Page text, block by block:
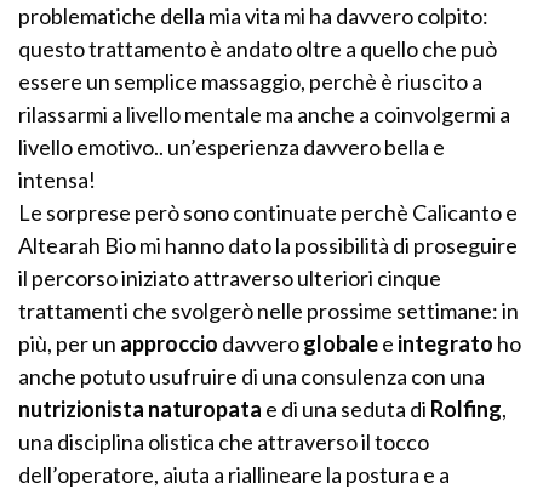
problematiche della mia vita mi ha davvero colpito:
questo trattamento è andato oltre a quello che può
essere un semplice massaggio, perchè è riuscito a
rilassarmi a livello mentale ma anche a coinvolgermi a
livello emotivo.. un’esperienza davvero bella e
intensa!
Le sorprese però sono continuate perchè Calicanto e
Altearah Bio mi hanno dato la possibilità di proseguire
il percorso iniziato attraverso ulteriori cinque
trattamenti che svolgerò nelle prossime settimane: in
più, per un approccio davveroglobalee integrato ho
anche potuto usufruire di una consulenza con una
nutrizionista naturopata e di una seduta di Rolfing,
una disciplina olistica che attraverso il tocco
dell’operatore, aiuta a riallineare la postura e a